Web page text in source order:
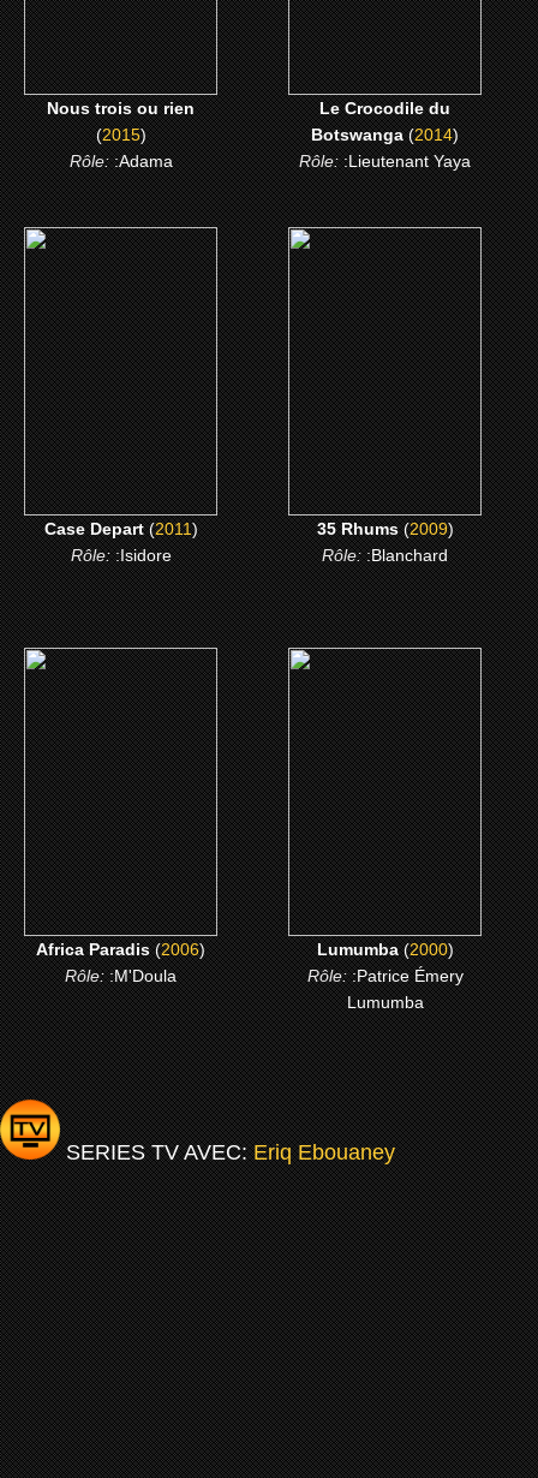
Nous trois ou rien
(2015)
Rôle::Adama
CLICK ME
Le Crocodile du
Botswanga(2014)
Rôle::Lieutenant Yaya
(2011)
Case Depart
CLICK ME
Case Depart(2011)
Rôle::Isidore
(2009)
35 Rhums
CLICK ME
35 Rhums(2009)
Rôle::Blanchard
(2006)
Africa Paradis
CLICK ME
Africa Paradis(2006)
Rôle::M'Doula
(2000)
Lumumba
CLICK ME
Lumumba(2000)
Rôle::Patrice Émery
Lumumba
SERIES TV AVEC:Eriq Ebouaney